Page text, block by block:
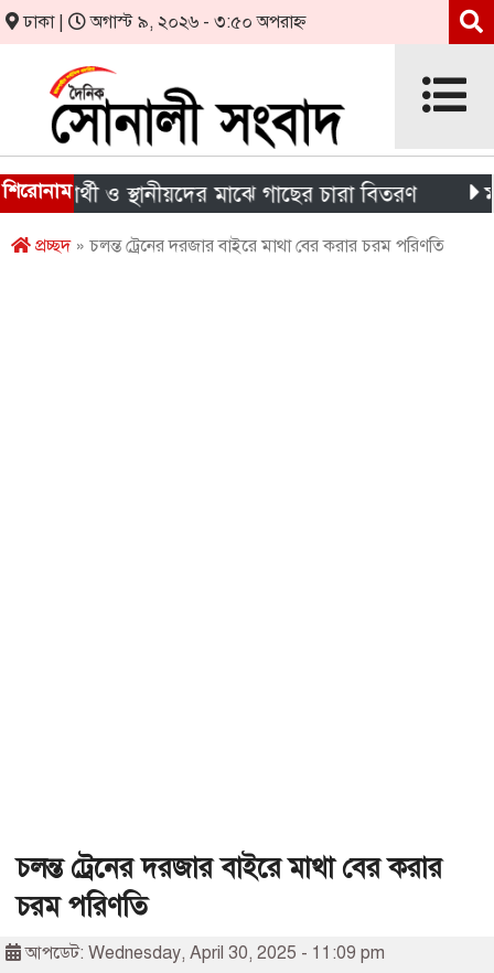
ঢাকা | অগাস্ট ৯, ২০২৬ - ৩:৫০ অপরাহ্ন
শিরোনামও স্থানীয়দের মাঝে গাছের চারা বিতরণ
প্রচ্ছদ» চলন্ত ট্রেনের দরজার বাইরে মাথা বের করার চরম পরিণতি
চলন্ত ট্রেনের দরজার বাইরে মাথা বের করার
চরম পরিণতি
আপডেট: Wednesday, April 30, 2025 - 11:09 pm